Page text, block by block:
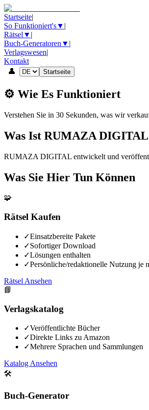
Startseite|
So Funktioniert's▼ |
Rätsel ▼ |
Buch-Generatoren ▼ |
Verlagswesen|
Kontakt
👤
Startseite
⚙️ Wie Es Funktioniert
Verstehen Sie in 30 Sekunden, was wir
Was Ist RUMAZA DIGITAL
RUMAZA DIGITAL entwickelt und
Was Sie Hier Tun Können
🧩
Rätsel Kaufen
✓Einsatzbereite Pakete
✓Sofortiger Download
✓Lösungen enthalten
✓Persönliche/redaktionelle Nutzung je
Rätsel Ansehen
📘
Verlagskatalog
✓Veröffentlichte Bücher
✓Direkte Links zu Amazon
✓Mehrere Sprachen und Sammlungen
Katalog Ansehen
🛠️
Buch-Generator